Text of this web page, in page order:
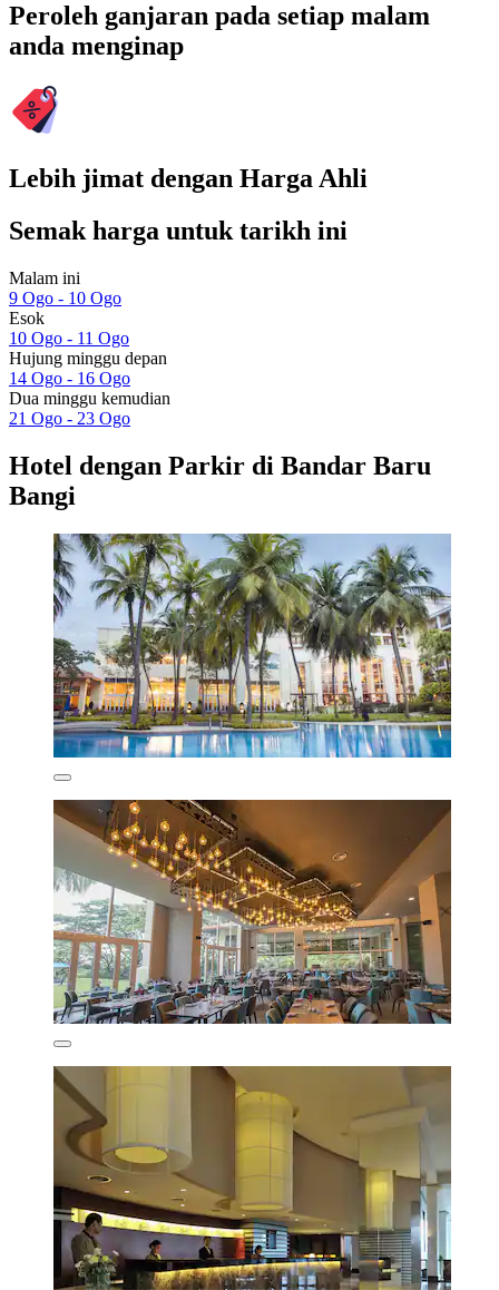
Peroleh ganjaran pada setiap malam
anda menginap
Lebih jimat dengan Harga Ahli
Semak harga untuk tarikh ini
Malam ini
9 Ogo - 10 Ogo
Esok
10 Ogo - 11 Ogo
Hujung minggu depan
14 Ogo - 16 Ogo
Dua minggu kemudian
21 Ogo - 23 Ogo
Hotel dengan Parkir di Bandar Baru
Bangi